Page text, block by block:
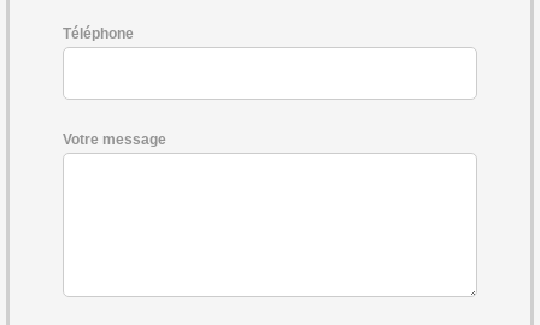
Téléphone
Votre message